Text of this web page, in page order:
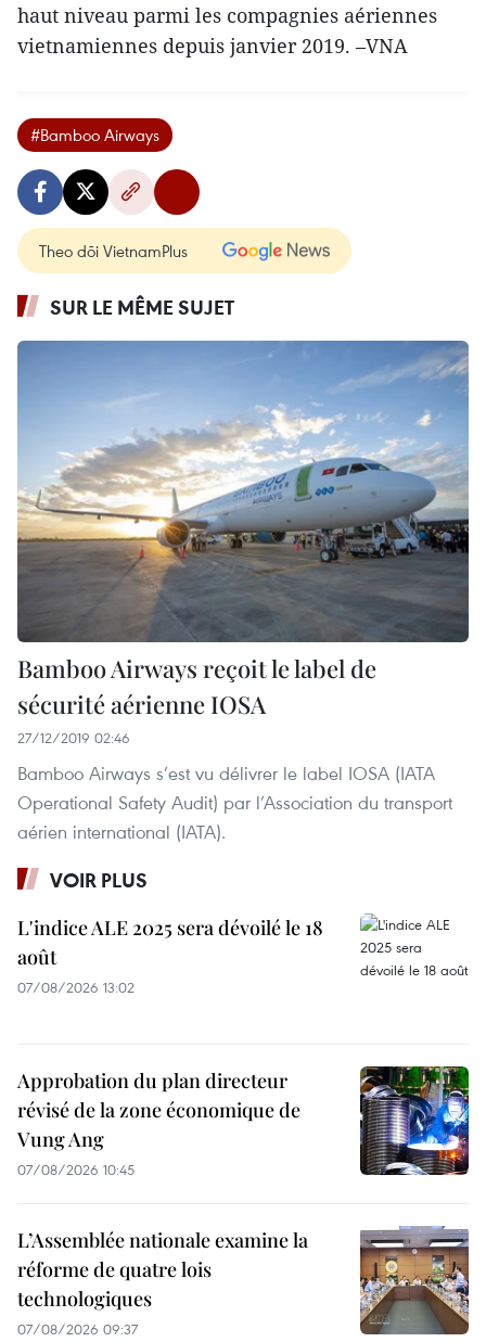
haut niveau parmi les compagnies aériennes
vietnamiennes depuis janvier 2019. –VNA
#Bamboo Airways
Theo dõi VietnamPlus
SUR LE MÊME SUJET
Bamboo Airways reçoit le label de
sécurité aérienne IOSA
27/12/2019 02:46
Bamboo Airways s’est vu délivrer le label IOSA (IATA
Operational Safety Audit) par l’Association du transport
aérien international (IATA).
VOIR PLUS
L'indice ALE 2025 sera dévoilé le 18
août
07/08/2026 13:02
Approbation du plan directeur
révisé de la zone économique de
Vung Ang
07/08/2026 10:45
L’Assemblée nationale examine la
réforme de quatre lois
technologiques
07/08/2026 09:37